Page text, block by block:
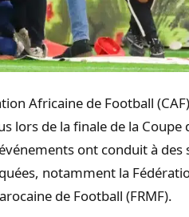
Africaine de Football
lors de la finale de la Coupe
ont conduit à des
notamment la
de Football (FRMF).